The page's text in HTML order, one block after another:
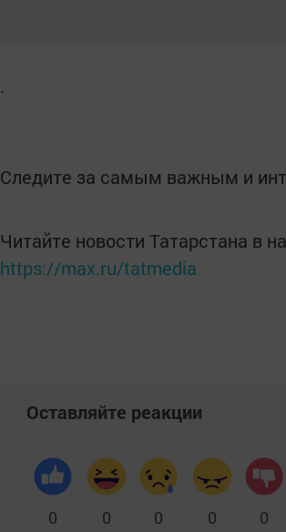
.
Следите за самым важным и
Читайте новости Татарстана в
https://max.ru/tatmedia
Оставляйте реакции
0 0 0 0 0